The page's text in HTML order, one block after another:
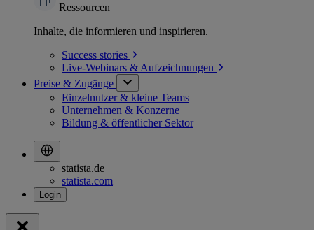
Ressourcen
Inhalte, die informieren und inspirieren.
Success stories
Live-Webinars & Aufzeichnungen
Preise & Zugänge
Einzelnutzer & kleine Teams
Unternehmen & Konzerne
Bildung & öffentlicher Sektor
statista.de
statista.com